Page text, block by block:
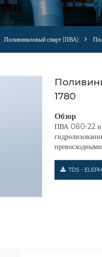
Поливиниловый спирт (ПВА)
1780
Обзор
ПВА 080-22 и
TDS -